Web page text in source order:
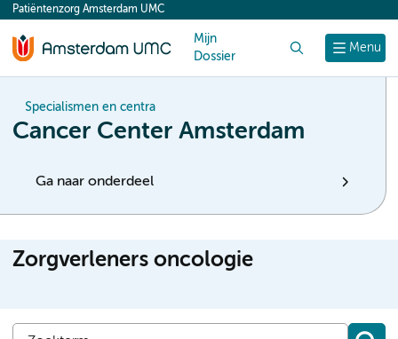
content
Menu
Patiëntenzorg Amsterdam UMC
Mijn
Dossier
Specialismen en centra
Cancer Center Amsterdam
Ga naar onderdeel
Zorgverleners oncologie